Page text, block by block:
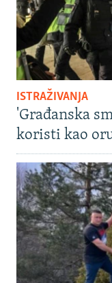
ISTRAŽIVANJA
'Građanska
koristi kao